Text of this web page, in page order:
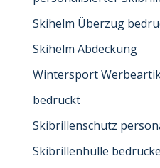
Skihelm Überzug
Skihelm Abdeckung
Wintersport
bedruckt
Skibrillenschutz
Skibrillenhülle